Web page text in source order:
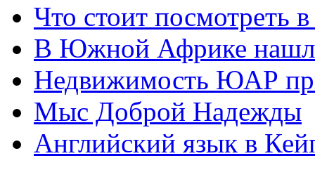
Что стоит посмотреть
В Южной Африке
Недвижимость ЮАР
Мыс Доброй Надежды
Английский язык в